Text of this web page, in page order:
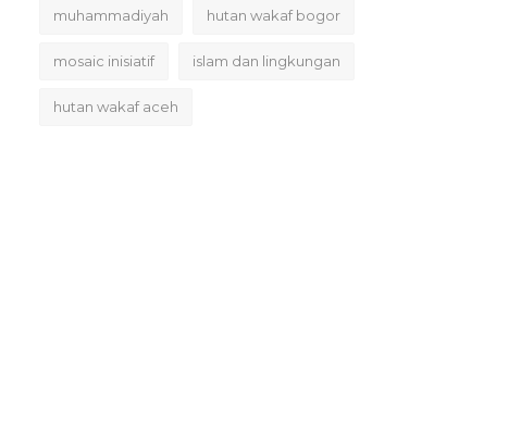
muhammadiyah hutan wakaf bogor
mosaic inisiatif islam dan lingkungan
hutan wakaf aceh